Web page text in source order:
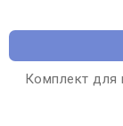
Комплект для